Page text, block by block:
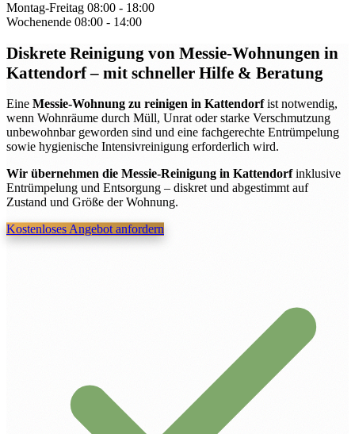
Montag-Freitag 08:00 - 18:00
Wochenende 08:00 - 14:00
Diskrete Reinigung von Messie-Wohnungen in
Kattendorf– mit schneller Hilfe & Beratung
Eine Messie-Wohnung zu reinigen in Kattendorfist notwendig,
wenn Wohnräume durch Müll, Unrat oder starke Verschmutzung
unbewohnbar geworden sind und eine fachgerechte Entrümpelung
sowie hygienische Intensivreinigung erforderlich wird.
Wir übernehmen die Messie-Reinigung in Kattendorfinklusive
Entrümpelung und Entsorgung – diskret und abgestimmt auf
Zustand und Größe der Wohnung.
Kostenloses Angebot anfordern